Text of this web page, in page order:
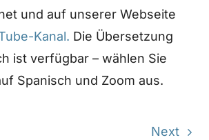
und auf unserer Webseite
Kanal. Die Übersetzung
ist verfügbar – wählen Sie
Spanisch und Zoom aus.
Next